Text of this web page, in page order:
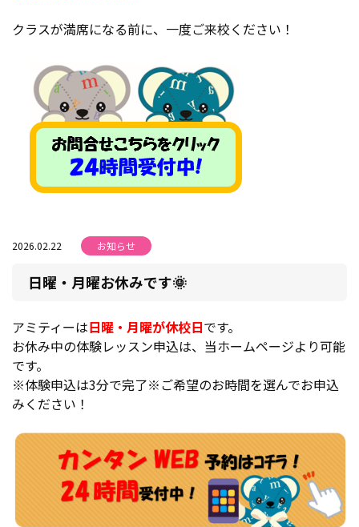
クラスが満席になる前に、一度ご来校ください！
2026.02.22 お知らせ
日曜・月曜お休みです🌞
アミティーは日曜・月曜が休校日です。
お休み中の体験レッスン申込は、当ホームページより可能
です。
※体験申込は3分で完了※ご希望のお時間を選んでお申込
みください！